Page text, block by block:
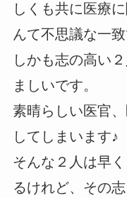
しくも共に医療
んて不思議な一致
しかも志の高い
ましいです。
素晴らしい医官
してしまいます♪
そんな２人は早
るけれど、その